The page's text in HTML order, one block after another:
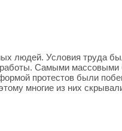
людей. Условия труда
работы. Самыми
протестов были
многие из них